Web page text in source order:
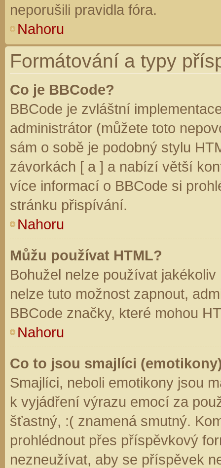
neporušili pravidla fóra.
Nahoru
Formátování a typy
Co je BBCode?
BBCode je zvláštní
administrátor (můžete toto
sám o sobě je podobný stylu
závorkách [ a ] a nabízí větší
více informací o BBCode si
stránku přispívání.
Nahoru
Můžu používat HTML?
Bohužel nelze používat
nelze tuto možnost zapnout,
BBCode značky, které mohou
Nahoru
Co to jsou smajlíci
Smajlíci, neboli emotikony jsou
k vyjádření výrazu emocí za
šťastný, :( znamená smutný.
prohlédnout přes příspěvkový
nezneužívat, aby se příspěvek